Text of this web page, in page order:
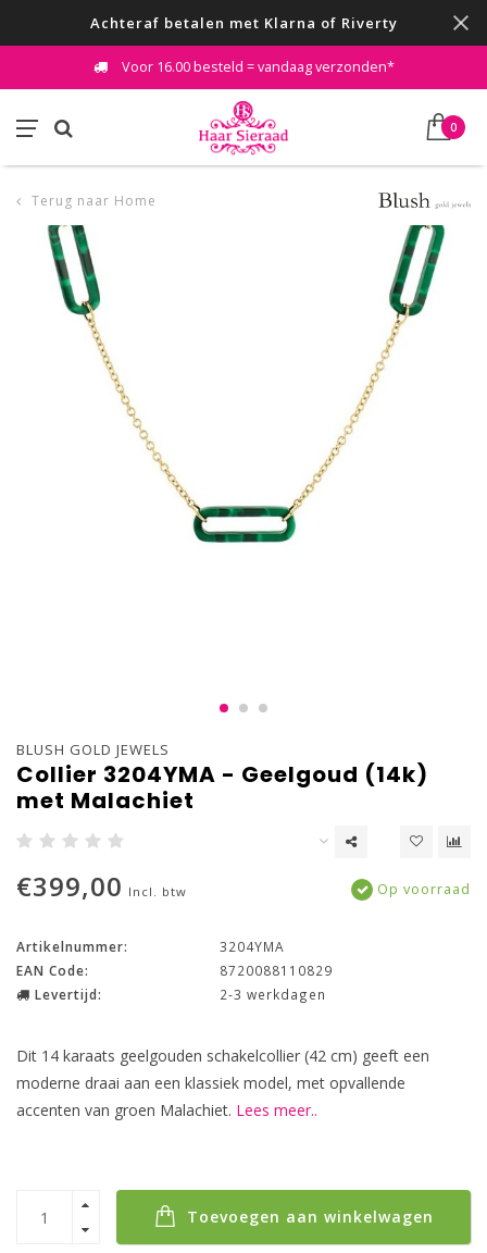
Achteraf betalen met Klarna of Riverty
Voor 16.00 besteld = vandaag verzonden*
0
Terug naar Home
BLUSH GOLD JEWELS
Collier 3204YMA - Geelgoud (14k)
met Malachiet
€399,00 Incl. btw Op voorraad
Artikelnummer:
3204YMA
EAN Code:
8720088110829
Levertijd:
2-3 werkdagen
Dit 14 karaats geelgouden schakelcollier (42 cm) geeft een
moderne draai aan een klassiek model, met opvallende
accenten van groen Malachiet. Lees meer..
Toevoegen aan winkelwagen